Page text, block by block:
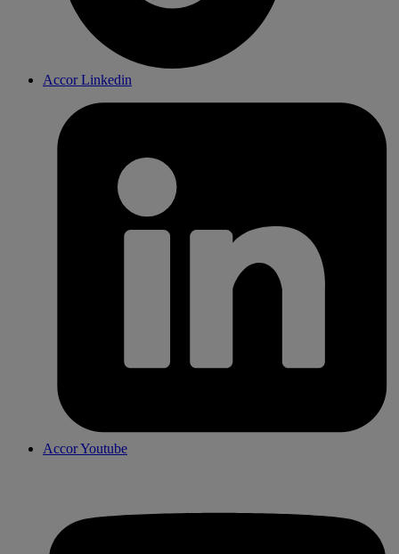
Accor Linkedin
Accor Youtube